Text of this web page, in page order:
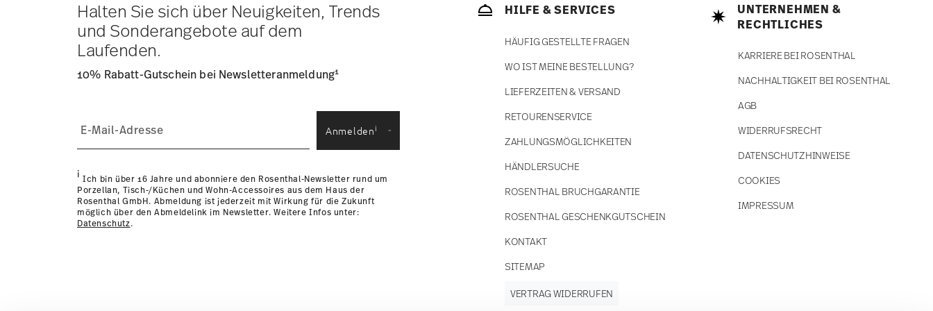
Lieferzeit innerhalb Deutschlands:
3-5 Werktage für vorrätige Artikel. Sie können die Lieferzeiten in
andere Länderhier einsehen.
Retouren:Für Retouren nutzen Sie bitte unserenRetourenservice
Halten Sie sich über Neuigkeiten, Trends
und Sonderangebote auf dem
Laufenden.
10% Rabatt-Gutschein bei Newsletteranmeldung1
Anmeldeni
i Ich bin über 16 Jahre und abonniere den Rosenthal-Newsletter rund um
Porzellan, Tisch-/Küchen und Wohn-Accessoires aus dem Haus der
Rosenthal GmbH. Abmeldung ist jederzeit mit Wirkung für die Zukunft
möglich über den Abmeldelink im Newsletter. Weitere Infos unter:
Datenschutz.
HILFE & SERVICES
HÄUFIG GESTELLTE FRAGEN
WO IST MEINE BESTELLUNG?
LIEFERZEITEN & VERSAND
RETOURENSERVICE
ZAHLUNGSMÖGLICHKEITEN
HÄNDLERSUCHE
ROSENTHAL BRUCHGARANTIE
ROSENTHAL GESCHENKGUTSCHEIN
KONTAKT
SITEMAP
UNTERNEHMEN &
RECHTLICHES
KARRIERE BEI ROSENTHAL
NACHHALTIGKEIT BEI ROSENTHAL
AGB
WIDERRUFSRECHT
DATENSCHUTZHINWEISE
COOKIES
IMPRESSUM
VERTRAG WIDERRUFEN